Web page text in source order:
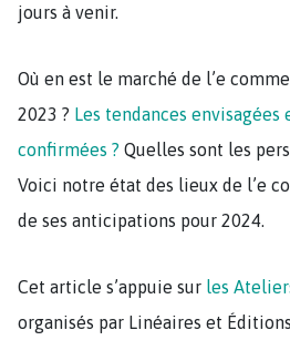
jours à venir.
Où en est le marché de l’e
2023 ? Les tendances envisagées
confirmées ? Quelles sont les
Voici notre état des lieux de l’e
de ses anticipations pour 2024.
Cet article s’appuie sur les
organisés par Linéaires et